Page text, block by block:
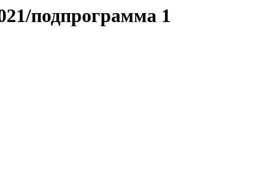
подпрограмма 1